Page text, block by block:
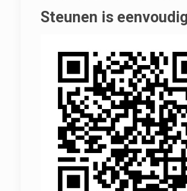
Steunen is eenvoudig